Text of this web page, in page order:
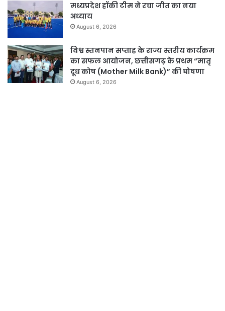
मध्यप्रदेश हॉकी टीम ने रचा जीत का नया
अध्याय
August 6, 2026
विश्व स्तनपान सप्ताह के राज्य स्तरीय कार्यक्रम
का सफल आयोजन, छत्तीसगढ़ के प्रथम “मातृ
दूध कोष (Mother Milk Bank)” की घोषणा
August 6, 2026